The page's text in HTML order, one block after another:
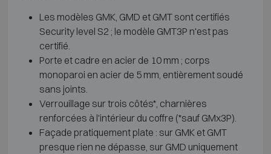
Les modèles GMK, GMD et GMT sont certifiés
Security level S2 ; le modèle GMT3P n'est pas
certifié.
Porte et cadre en acier de 10 mm ; corps
monoparoi en acier de 5 mm, entièrement soudé
sans joints.
Verrouillage sur trois côtés*, charnières
renforcées à l'intérieur du coffre (*sauf GMx3P).
Façade pratiquement plate : sur GMK et GMT
presque rien ne dépasse, sur GMD uniquement